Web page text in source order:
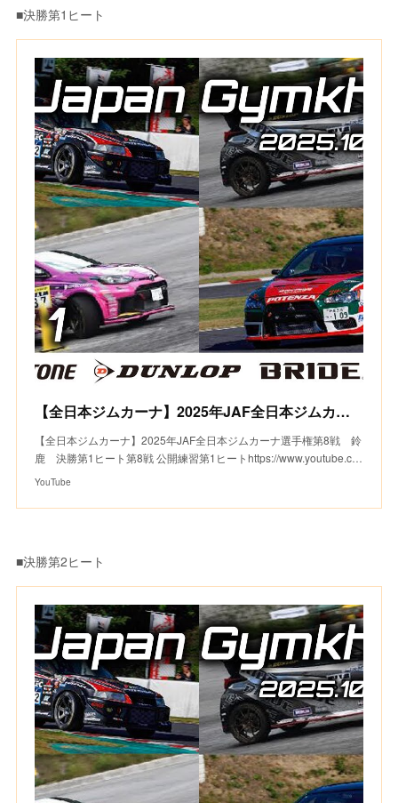
■決勝第1ヒート
【全日本ジムカーナ】2025年JAF全日本ジムカーナ選手権第8戦 鈴鹿 決勝第1ヒート
【全日本ジムカーナ】2025年JAF全日本ジムカーナ選手権第8戦 鈴
鹿 決勝第1ヒート第8戦 公開練習第1ヒートhttps://www.youtube.c…
YouTube
■決勝第2ヒート